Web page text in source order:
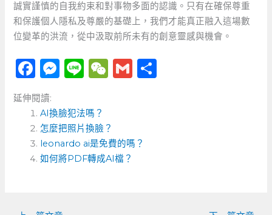
誠實謹慎的自我約束和對事物多面的認識。只有在確保尊重
和保護個人隱私及尊嚴的基礎上，我們才能真正融入這場數
位變革的洪流，從中汲取前所未有的創意靈感與機會。
F
a
c
e
b
o
M
ss
e
n
g
Li
e
W
h
a
t
G
延伸閱讀:
AI換臉犯法嗎？
怎麼把照片換臉？
leonardo ai是免費的嗎？
如何將PDF轉成AI檔？